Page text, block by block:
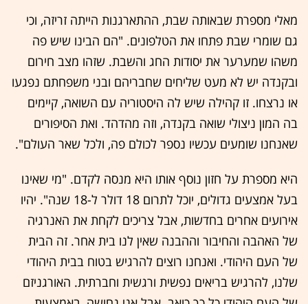
מאלי מספרת שבאותה שבת, ההתארגנות הייתה זריזה, וכי
גם שומרי שבת פתחו את הטלפונים. "הם הבינו שיש פה
משהו שמערער את יסודות החג והשבת. שזהו מצב חירום
ובקנדה יש לא מעט שליחים שחבריהם ובני משפחתם נפגעו
או נרצחו. זו קהילה שיש לה היסטוריה עם השואה, קיימים
בה המון ניצולי שואה בקנדה, וזה מהדהד. ואת הסיפורים
שאנחנו שומעים עכשיו נספר לכולם פה, ולכל שאר העולם".
היא מספרת על חזון נוסף אותו היא מנסה לקדם. "מי שאינו
בעל אמצעים גדולים, יוכל לתרום 18 דולר ל-18 שנה". יהיו
אירועים אחרים בחדשות, אבל צריכים לקחת את האנרגיה
של האהבה והחיבור וההבנה שאין לנו בית אחר. זה הבית
של העם היהודי. ואנחנו רוצים להרגיש בטוח בבית היהודי
שלנו, להרגיש בריאים נפשית ורגשית וחברתית. האורגניזם